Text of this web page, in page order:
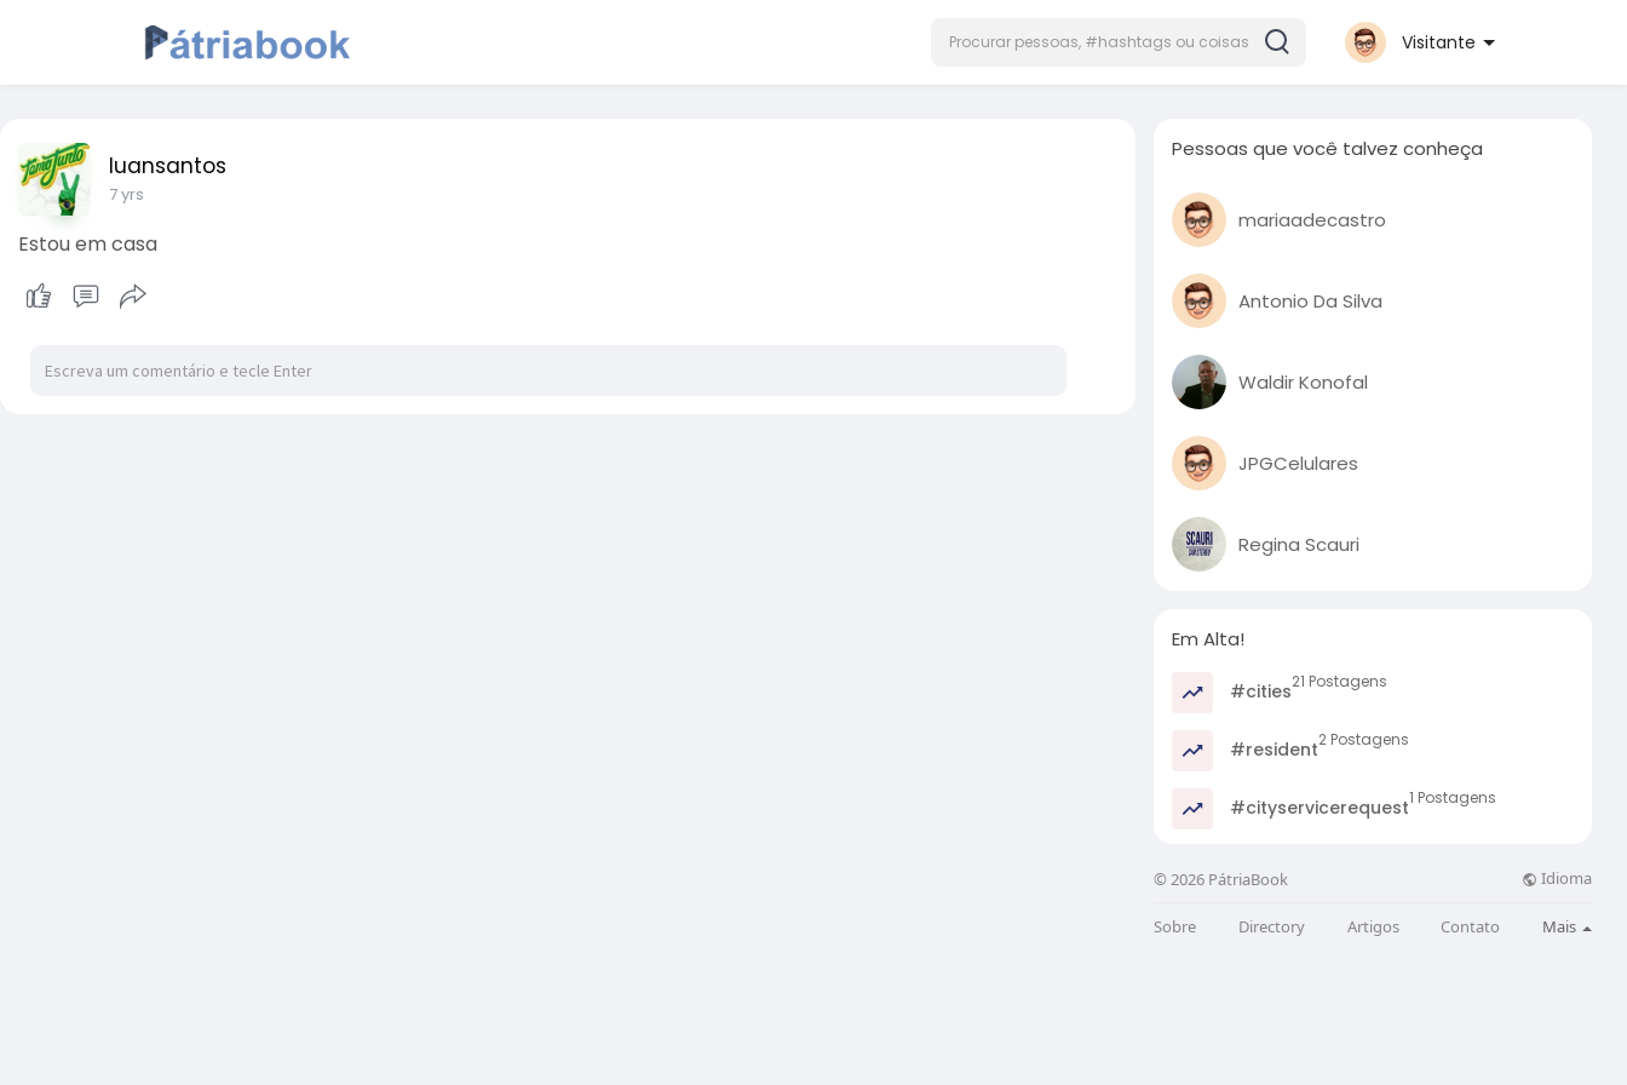
Visitante
luansantos
7 yrs
Estou em casa
Pessoas que você talvez conheça
mariaadecastro
Antonio Da Silva
Waldir Konofal
JPGCelulares
Regina Scauri
Em Alta!
#cities21 Postagens
#resident2 Postagens
#cityservicerequest1 Postagens
© 2026 PátriaBook Idioma
Sobre Directory Artigos Contato Mais